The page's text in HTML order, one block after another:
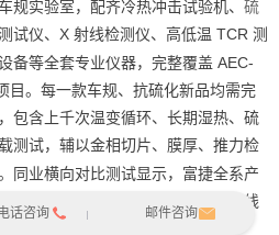
规实验室，配齐冷热冲击试验机、硫
试仪、X 射线检测仪、高低温 TCR 测
备等全套专业仪器，完整覆盖 AEC-
目。每一款车规、抗硫化新品均需完
包含上千次温变循环、长期湿热、硫
测试，辅以金相切片、膜厚、推力检
同业横向对比测试显示，富捷全系产
倍额定负载，耐久性能对标国际一线
话咨询 邮件咨询